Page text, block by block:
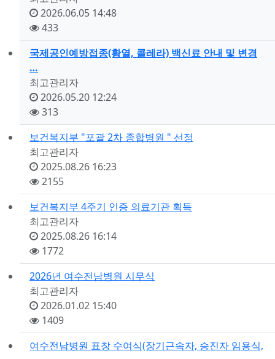
록
자
등
록
일
2026.06.05 14:48
조
회
433
국제공인예방접종(황열, 콜레라) 백신료 안내 및 변경
…
등
록
자
최고관리자
등
록
일
2026.05.20 12:24
조
회
313
보건복지부 "포괄 2차 종합병원 " 선정
등
록
자
최고관리자
등
록
일
2025.08.26 16:23
조
회
2155
보건복지부 4주기 인증 의료기관 획득
등
록
자
최고관리자
등
록
일
2025.08.26 16:14
조
회
1772
2026년 여수전남병원 시무식
등
록
자
최고관리자
등
록
일
2026.01.02 15:40
조
회
1409
여수전남병원 표창 수여식(장기근속자, 승진자 임용식,